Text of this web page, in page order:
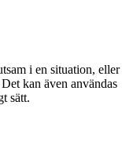
i en situation, eller
kan även användas
sätt.